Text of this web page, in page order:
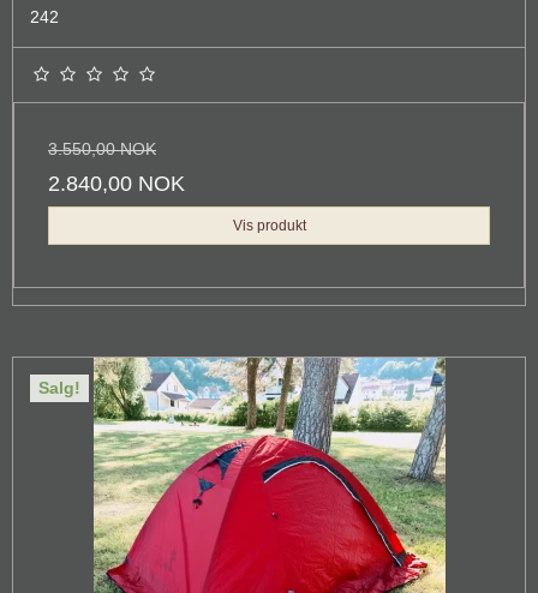
242
3.550,00 NOK
2.840,00 NOK
Vis produkt
Salg!